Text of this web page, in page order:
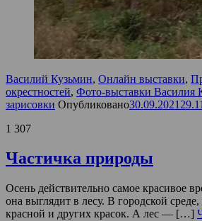
Василий Кузьмин, Онлайн выставки,
окрестностей, Фото-выставки Василия
зарисовки Опубликовано30.09.2021
1 307
Частичка природы
Осень действительно самое красивое
она выглядит в лесу. В городской
красной и других красок. А лес — […]